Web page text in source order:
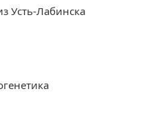
Усть-Лабинска